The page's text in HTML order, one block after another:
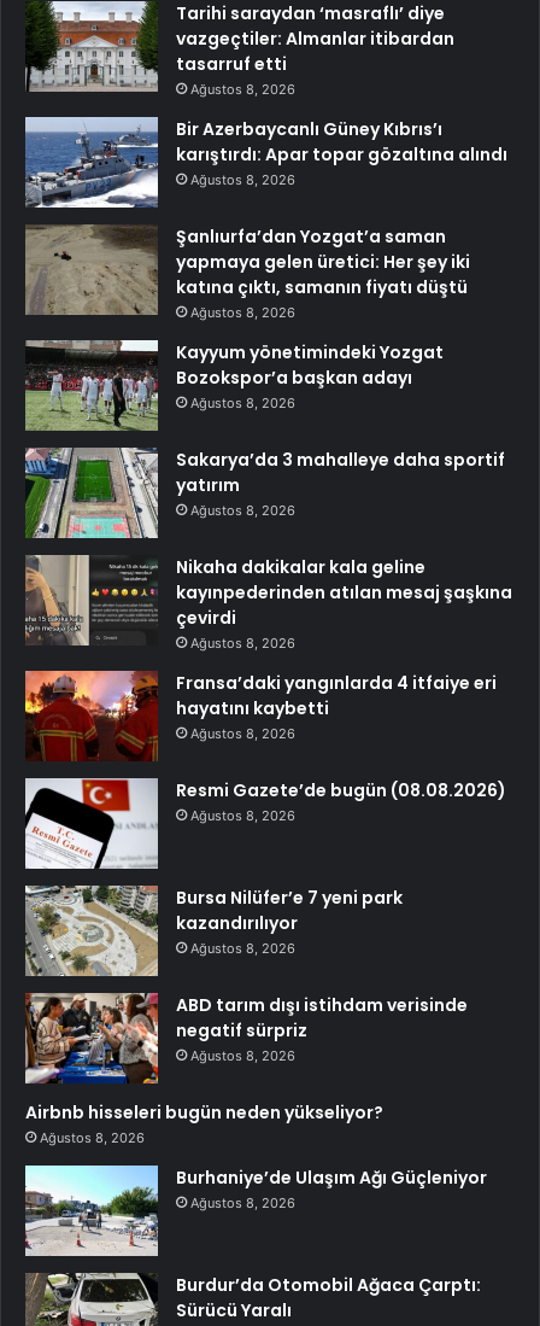
Tarihi saraydan ‘masraflı’ diye
vazgeçtiler: Almanlar itibardan
tasarruf etti
Ağustos 8, 2026
Bir Azerbaycanlı Güney Kıbrıs’ı
karıştırdı: Apar topar gözaltına alındı
Ağustos 8, 2026
Şanlıurfa’dan Yozgat’a saman
yapmaya gelen üretici: Her şey iki
katına çıktı, samanın fiyatı düştü
Ağustos 8, 2026
Kayyum yönetimindeki Yozgat
Bozokspor’a başkan adayı
Ağustos 8, 2026
Sakarya’da 3 mahalleye daha sportif
yatırım
Ağustos 8, 2026
Nikaha dakikalar kala geline
kayınpederinden atılan mesaj şaşkına
çevirdi
Ağustos 8, 2026
Fransa’daki yangınlarda 4 itfaiye eri
hayatını kaybetti
Ağustos 8, 2026
Resmi Gazete’de bugün (08.08.2026)
Ağustos 8, 2026
Bursa Nilüfer’e 7 yeni park
kazandırılıyor
Ağustos 8, 2026
ABD tarım dışı istihdam verisinde
negatif sürpriz
Ağustos 8, 2026
Airbnb hisseleri bugün neden yükseliyor?
Ağustos 8, 2026
Burhaniye’de Ulaşım Ağı Güçleniyor
Ağustos 8, 2026
Burdur’da Otomobil Ağaca Çarptı:
Sürücü Yaralı